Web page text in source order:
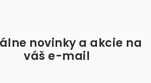
novinky a akcie na
váš e-mail